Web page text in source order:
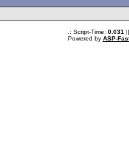
.: Script-Time: 0.031
Powered by ASP-